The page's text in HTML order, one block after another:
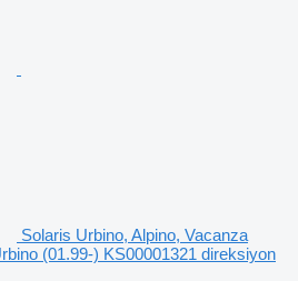
Solaris Urbino, Alpino, Vacanza
(01.99-) KS00001321 direksiyon